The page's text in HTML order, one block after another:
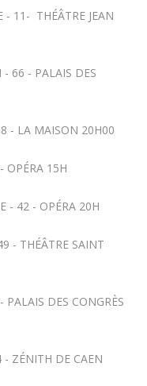
11- THÉÂTRE JEAN
66 - PALAIS DES
- LA MAISON 20H00
OPÉRA 15H
- 42 - OPÉRA 20H
- THÉÂTRE SAINT
DES CONGRÈS
ZÉNITH DE CAEN